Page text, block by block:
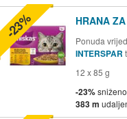
HRANA
Ponuda
INTERSPAR
12 x 85 g
-23%sniženo
383 m
-23%